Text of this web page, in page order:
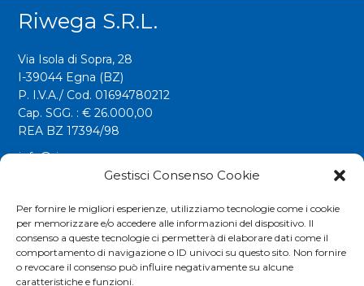
Gestisci Consenso Cookie
Per fornire le migliori esperienze, utilizziamo tecnologie come i cookie
per memorizzare e/o accedere alle informazioni del dispositivo. Il
consenso a queste tecnologie ci permetterà di elaborare dati come il
comportamento di navigazione o ID univoci su questo sito. Non fornire
o revocare il consenso può influire negativamente su alcune
caratteristiche e funzioni.
Riwega S.r.l.
Via Isola di Sopra, 28
I-39044 Egna (BZ)
P. I.V.A./ Cod. 01694780212
Cap. SGG. : € 26.000,00
REA BZ 17394/98
info@riwega.com
riwega@legalmail.it
Fax. +39 0471 827555